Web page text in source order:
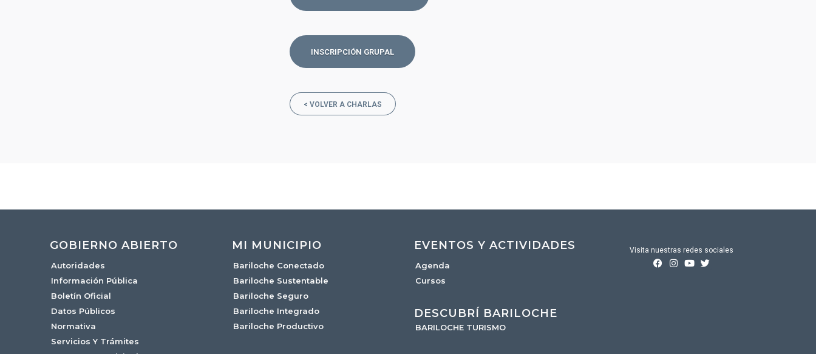
INSCRIPCIÓN GRUPAL
< VOLVER A CHARLAS
GOBIERNO ABIERTO
Autoridades
Información Pública
Boletín Oficial
Datos Públicos
Normativa
Servicios Y Trámites
MI MUNICIPIO
Bariloche Conectado
Bariloche Sustentable
Bariloche Seguro
Bariloche Integrado
Bariloche Productivo
EVENTOS Y ACTIVIDADES
Agenda
Cursos
DESCUBRÍ BARILOCHE
BARILOCHE TURISMO
Visita nuestras redes sociales